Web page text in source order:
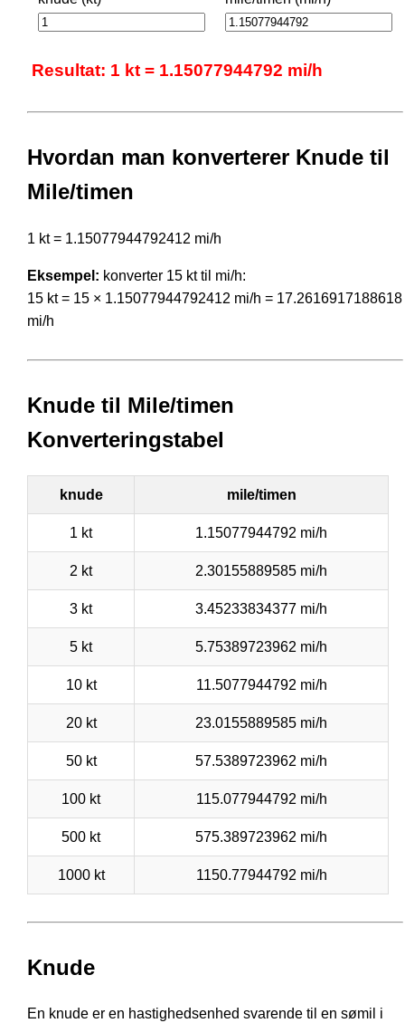
Resultat: 1 kt = 1.15077944792 mi/h
Hvordan man konverterer Knude til
Mile/timen
1 kt = 1.15077944792412 mi/h
Eksempel: konverter 15 kt til mi/h:
15 kt = 15 × 1.15077944792412 mi/h = 17.2616917188618
mi/h
Knude til Mile/timen
Konverteringstabel
knude mile/timen
1 kt 1.15077944792 mi/h
2 kt 2.30155889585 mi/h
3 kt 3.45233834377 mi/h
5 kt 5.75389723962 mi/h
10 kt 11.5077944792 mi/h
20 kt 23.0155889585 mi/h
50 kt 57.5389723962 mi/h
100 kt 115.077944792 mi/h
500 kt 575.389723962 mi/h
1000 kt 1150.77944792 mi/h
Knude
En knude er en hastighedsenhed svarende til en sømil i